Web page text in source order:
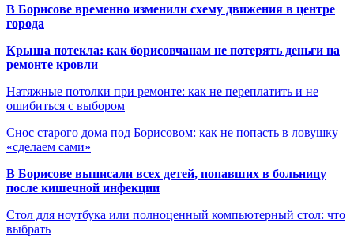
В Борисове временно изменили схему движения в центре
города
Крыша потекла: как борисовчанам не потерять деньги на
ремонте кровли
Натяжные потолки при ремонте: как не переплатить и не
ошибиться с выбором
Снос старого дома под Борисовом: как не попасть в ловушку
«сделаем сами»
В Борисове выписали всех детей, попавших в больницу
после кишечной инфекции
Стол для ноутбука или полноценный компьютерный стол: что
выбрать